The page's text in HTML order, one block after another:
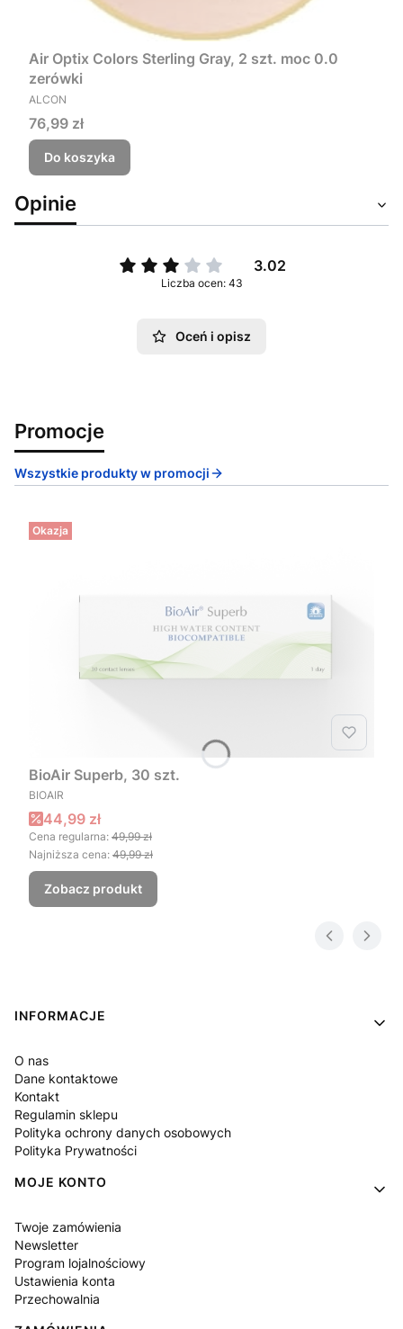
Air Optix Colors Sterling Gray, 2 szt. moc 0.0
zerówki
PRODUCENT
ALCON
Cena
76,99 zł
Do koszyka
Opinie
3.02
Liczba ocen: 43
Oceń i opisz
Promocje
Wszystkie produkty w promocji
Okazja
BioAir Superb, 30 szt.
PRODUCENT
BIOAIR
Cena promocyjna
44,99 zł
Cena regularna: 49,99 zł
Najniższa cena: 49,99 zł
Zobacz produkt
Linki w stopce
INFORMACJE
O nas
Dane kontaktowe
Kontakt
Regulamin sklepu
Polityka ochrony danych osobowych
Polityka Prywatności
MOJE KONTO
Twoje zamówienia
Newsletter
Program lojalnościowy
Ustawienia konta
Przechowalnia